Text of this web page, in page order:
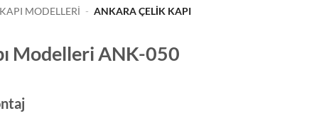
MODELLERI - ANKARA ÇELIK KAPI
Modelleri ANK-050